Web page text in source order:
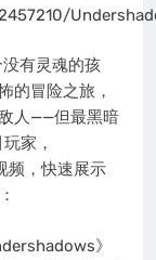
有灵魂的孩
的冒险之旅，
人——但最黑暗
家，
频，快速展示
》